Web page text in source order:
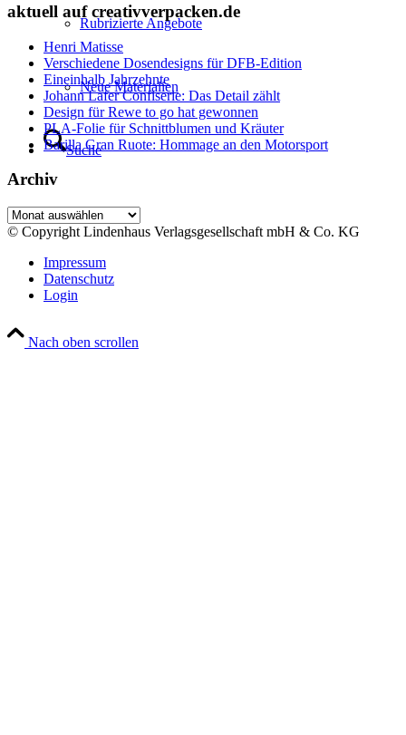
Rubrizierte Angebote
Neue Materialien
Suche
Menü Menü
aktuell auf creativverpacken.de
Henri Matisse
Verschiedene Dosendesigns für DFB-Edition
Eineinhalb Jahrzehnte
Johann Lafer Confiserie: Das Detail zählt
Design für Rewe to go hat gewonnen
PLA-Folie für Schnittblumen und Kräuter
Barilla Gran Ruote: Hommage an den Motorsport
Archiv
Archiv
© Copyright Lindenhaus Verlagsgesellschaft mbH & Co. KG
Impressum
Datenschutz
Login
Nach oben scrollen